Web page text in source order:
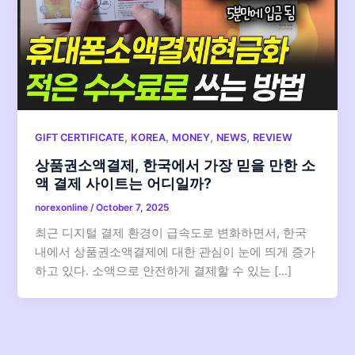
GIFT CERTIFICATE, KOREA, MONEY, NEWS, REVIEW
상품권소액결제, 한국에서 가장 믿을 만한 소
액 결제 사이트는 어디일까?
norexonline /October 7, 2025
최근 디지털 결제 환경이 급속도로 변화하면서, 한국
내에서 상품권소액결제에 대한 관심이 눈에 띄게 증가
하고 있다. 소액으로 안전하게 결제할 수 있는 […]